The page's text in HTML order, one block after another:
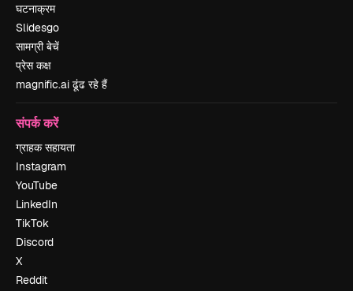
घटनाक्रम
Slidesgo
सामग्री बेचें
प्रेस कक्ष
magnific.ai ढूंढ रहे हैं
संपर्क करें
ग्राहक सहायता
Instagram
YouTube
LinkedIn
TikTok
Discord
X
Reddit